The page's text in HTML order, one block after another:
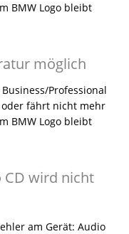
BMW Logo bleibt
möglich
Business/Professional
fährt nicht mehr
BMW Logo bleibt
CD wird nicht
am Gerät: Audio